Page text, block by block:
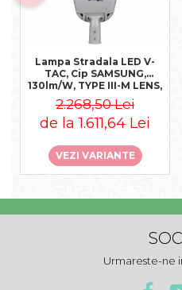
Lampa Stradala LED V-
TAC, Cip SAMSUNG,
130lm/W, TYPE III-M LENS,
4000K
2.268,50 Lei
de la 1.611,64 Lei
VEZI VARIANTE
Urmareste-ne